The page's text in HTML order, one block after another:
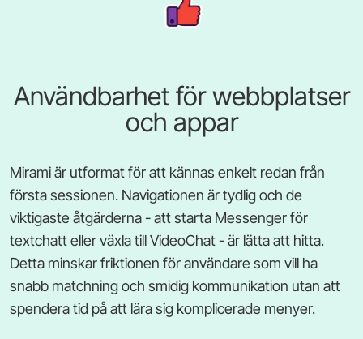
Användbarhet för webbplatser
och appar
Mirami är utformat för att kännas enkelt redan från
första sessionen. Navigationen är tydlig och de
viktigaste åtgärderna - att starta Messenger för
textchatt eller växla till VideoChat - är lätta att hitta.
Detta minskar friktionen för användare som vill ha
snabb matchning och smidig kommunikation utan att
spendera tid på att lära sig komplicerade menyer.